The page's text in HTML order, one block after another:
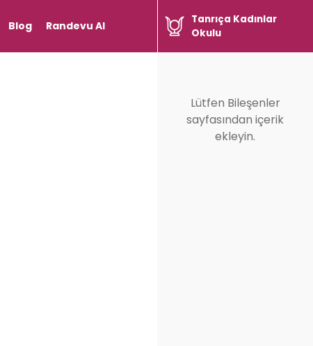
Blog Randevu Al
Tanrıça Kadınlar
Okulu
Lütfen Bileşenler
sayfasından içerik
ekleyin.